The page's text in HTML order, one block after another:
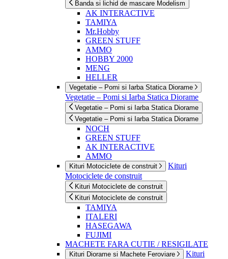
Banda si lichid de mascare Modelism
AK INTERACTIVE
TAMIYA
Mr.Hobby
GREEN STUFF
AMMO
HOBBY 2000
MENG
HELLER
Vegetatie – Pomi si Iarba Statica Diorame
Vegetatie – Pomi si Iarba Statica Diorame
Vegetatie – Pomi si Iarba Statica Diorame
Vegetatie – Pomi si Iarba Statica Diorame
NOCH
GREEN STUFF
AK INTERACTIVE
AMMO
Kituri Motociclete de construit
Kituri
Motociclete de construit
Kituri Motociclete de construit
Kituri Motociclete de construit
TAMIYA
ITALERI
HASEGAWA
FUJIMI
MACHETE FARA CUTIE / RESIGILATE
Kituri Diorame si Machete Feroviare
Kituri